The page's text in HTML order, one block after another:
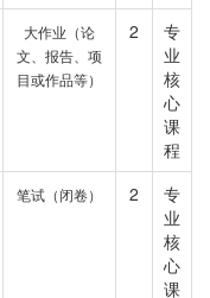
大作业（论
文、报告、项
目或作品等）
2
专
业
核
心
课
程
笔试（闭卷） 2
专
业
核
心
课